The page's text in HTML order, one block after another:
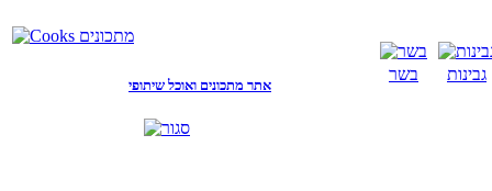
אתר מתכונים ואוכל שיתופי
בשר גבינות